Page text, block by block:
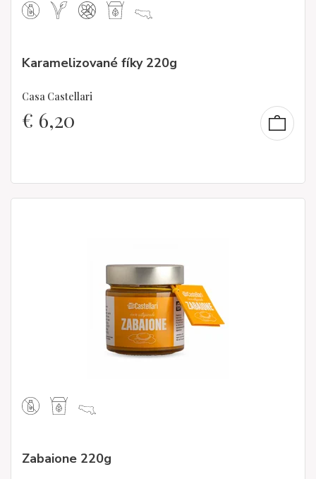
Karamelizované fíky 220g
Casa Castellari
€ 6,20
Zabaione 220g